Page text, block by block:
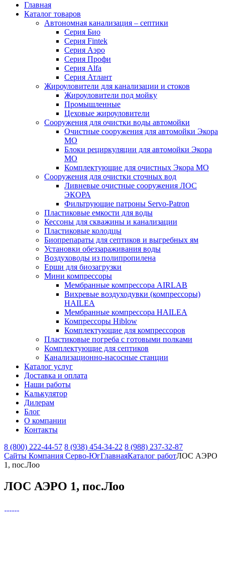
Главная
Каталог товаров
Автономная канализация – септики
Серия Био
Серия Fintek
Серия Аэро
Серия Профи
Серия Alfa
Серия Атлант
Жироуловители для канализации и стоков
Жироуловители под мойку
Промышленные
Цеховые жироуловители
Сооружения для очистки воды автомойки
Очистные сооружения для автомойки Экора
МО
Блоки рециркуляции для автомойки Экора
МО
Комплектующие для очистных Экора МО
Сооружения для очистки сточных вод
Ливневые очистные сооружения ЛОС
ЭКОРА
Фильтрующие патроны Servo-Patron
Пластиковые емкости для воды
Кессоны для скважины и канализации
Пластиковые колодцы
Биопрепараты для септиков и выгребных ям
Установки обеззараживания воды
Воздуховоды из полипропилена
Ерши для биозагрузки
Мини компрессоры
Мембранные компрессора AIRLAB
Вихревые воздуходувки (компрессоры)
HAILEA
Мембранные компрессора HAILEA
Компрессоры Hiblow
Комплектующие для компрессоров
Пластиковые погреба с готовыми полками
Комплектующие для септиков
Канализационно-насосные станции
Каталог услуг
Доставка и оплата
Наши работы
Калькулятор
Дилерам
Блог
О компании
Контакты
8 (800) 222-44-57 8 (938) 454-34-22 8 (988) 237-32-87
Сайты Компания Серво-ЮгГлавнаяКаталог работЛОС АЭРО
1, пос.Лоо
ЛОС АЭРО 1, пос.Лоо